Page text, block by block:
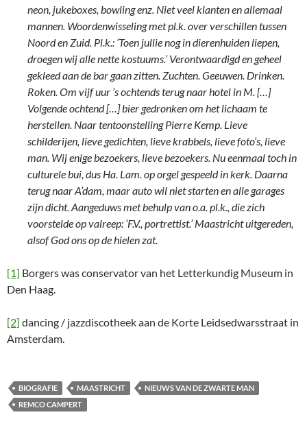
neon, jukeboxes, bowling enz. Niet veel klanten en allemaal
mannen. Woordenwisseling met pl.k. over verschillen tussen
Noord en Zuid. Pl.k.: ‘Toen jullie nog in dierenhuiden liepen,
droegen wij alle nette kostuums.’ Verontwaardigd en geheel
gekleed aan de bar gaan zitten. Zuchten. Geeuwen. Drinken.
Roken. Om vijf uur ’s ochtends terug naar hotel in M. […]
Volgende ochtend […] bier gedronken om het lichaam te
herstellen. Naar tentoonstelling Pierre Kemp. Lieve
schilderijen, lieve gedichten, lieve krabbels, lieve foto’s, lieve
man. Wij enige bezoekers, lieve bezoekers. Nu eenmaal toch in
culturele bui, dus Ha. Lam. op orgel gespeeld in kerk. Daarna
terug naar A’dam, maar auto wil niet starten en alle garages
zijn dicht. Aangeduws met behulp van o.a. pl.k., die zich
voorstelde op valreep: ‘F.V., portrettist.’ Maastricht uitgereden,
alsof God ons op de hielen zat.
[1] Borgers was conservator van het Letterkundig Museum in
Den Haag.
[2] dancing / jazzdiscotheek aan de Korte Leidsedwarsstraat in
Amsterdam.
BIOGRAFIE MAASTRICHT
NIEUWS VAN DE ZWARTE MAN
REMCO CAMPERT